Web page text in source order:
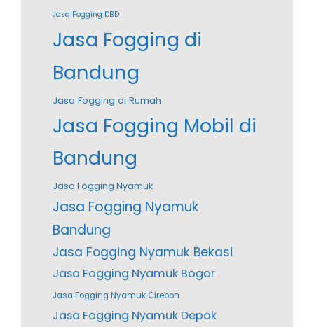
Jasa Fogging DBD
Jasa Fogging di
Bandung
Jasa Fogging di Rumah
Jasa Fogging Mobil di
Bandung
Jasa Fogging Nyamuk
Jasa Fogging Nyamuk
Bandung
Jasa Fogging Nyamuk Bekasi
Jasa Fogging Nyamuk Bogor
Jasa Fogging Nyamuk Cirebon
Jasa Fogging Nyamuk Depok